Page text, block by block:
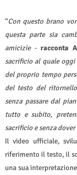
“Con questo brano
questa parte sia
amicizie-racconta
sacrificio al quale
del proprio tempo
del testo del
senza passare dal
tutto e subito,
sacrificio e senza dover
Il video ufficiale,
riferimento il testo, il
una sua